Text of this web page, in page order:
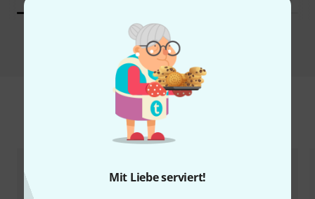
Mit Liebe serviert!
Vergleichen
Zubehör & passende Artikel